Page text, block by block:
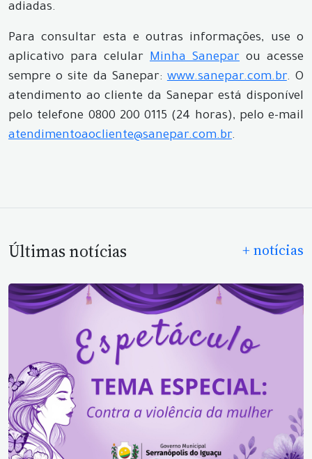
adiadas.
Para consultar esta e outras informações, use o
aplicativo para celular Minha Sanepar ou acesse
sempre o site da Sanepar:www.sanepar.com.br. O
atendimento ao cliente da Sanepar está disponível
pelo telefone 0800 200 0115 (24 horas), pelo e-mail
atendimentoaocliente@sanepar.com.br.
Últimas notícias + notícias